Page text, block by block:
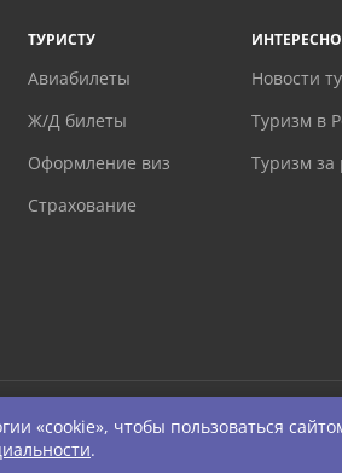
ТУРИСТУ
Авиабилеты
Ж/Д билеты
Оформление виз
Страхование
Новости
Туризм в
Туризм за
«cookie», чтобы пользоваться
.